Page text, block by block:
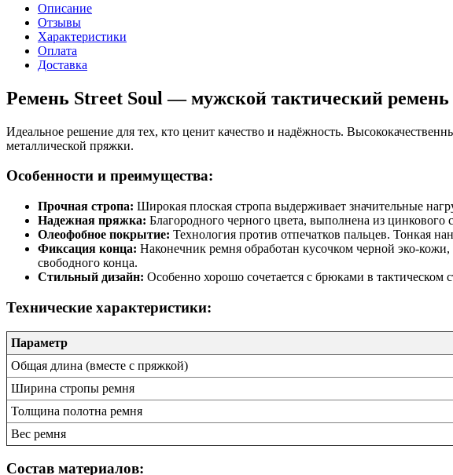
Описание
Отзывы
Характеристики
Оплата
Доставка
Ремень Street Soul — мужской тактический ремень
Идеальное решение для тех, кто ценит качество и надёжность.
металлической пряжки.
Особенности и преимущества:
Прочная стропа: Широкая плоская стропа выдерживает значительные
Надежная пряжка: Благородного черного цвета, выполнена из
Олеофобное покрытие: Технология против отпечатков пальцев. Тонкая
Фиксация конца: Наконечник ремня обработан кусочком черной эко-
свободного конца.
Стильный дизайн: Особенно хорошо сочетается с брюками в
Технические характеристики:
Параметр
Общая длина (вместе с пряжкой)
Ширина стропы ремня
Толщина полотна ремня
Вес ремня
Состав материалов: